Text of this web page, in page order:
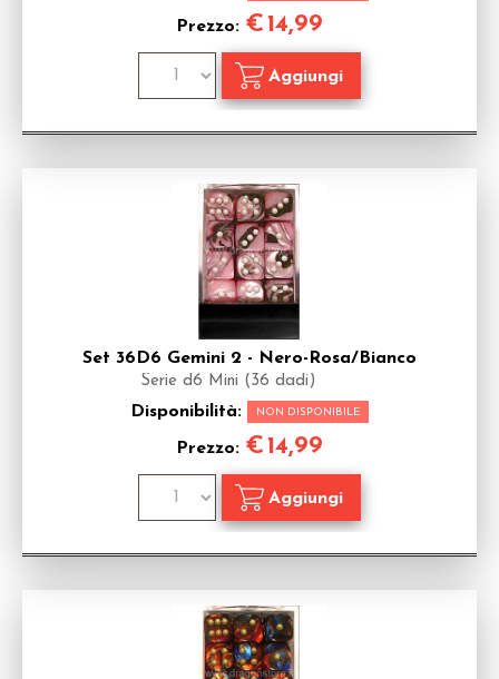
Prezzo: €14,99
Set 36D6 Gemini 2 - Nero-Rosa/Bianco
Serie d6 Mini (36 dadi)
Disponibilità: NON DISPONIBILE
Prezzo: €14,99